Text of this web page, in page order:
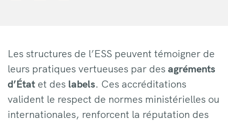
Les structures de l’ESS peuvent témoigner de
leurs pratiques vertueuses par des agréments
d’État et des labels. Ces accréditations
valident le respect de normes ministérielles ou
internationales, renforcent la réputation des